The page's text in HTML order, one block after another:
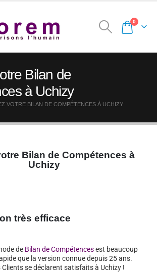
0
Bilan de
à Uchizy
VOTRE BILAN DE COMPÉTENCES À UCHIZY
Bilan de Compétences à
Uchizy
très efficace
de Bilan de Compétencesest beaucoup
que la version connue depuis 25 ans.
Clients se déclarent satisfaits à Uchizy !